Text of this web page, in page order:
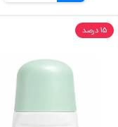
۱۵ درصد